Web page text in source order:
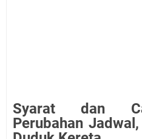
Syarat dan
Perubahan